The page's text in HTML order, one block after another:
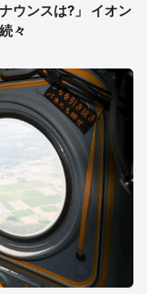
ウンスは?」 イオン
々